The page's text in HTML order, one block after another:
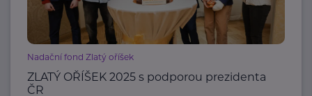
Nadační fond Zlatý oříšek
ZLATÝ OŘÍŠEK 2025 s podporou prezidenta
ČR